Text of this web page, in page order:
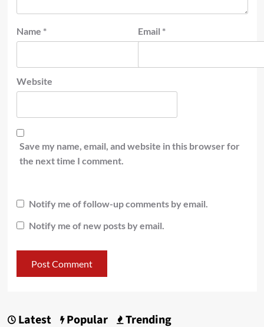
Name * Email *
Website
Save my name, email, and website in this browser for
the next time I comment.
Notify me of follow-up comments by email.
Notify me of new posts by email.
Latest Popular Trending